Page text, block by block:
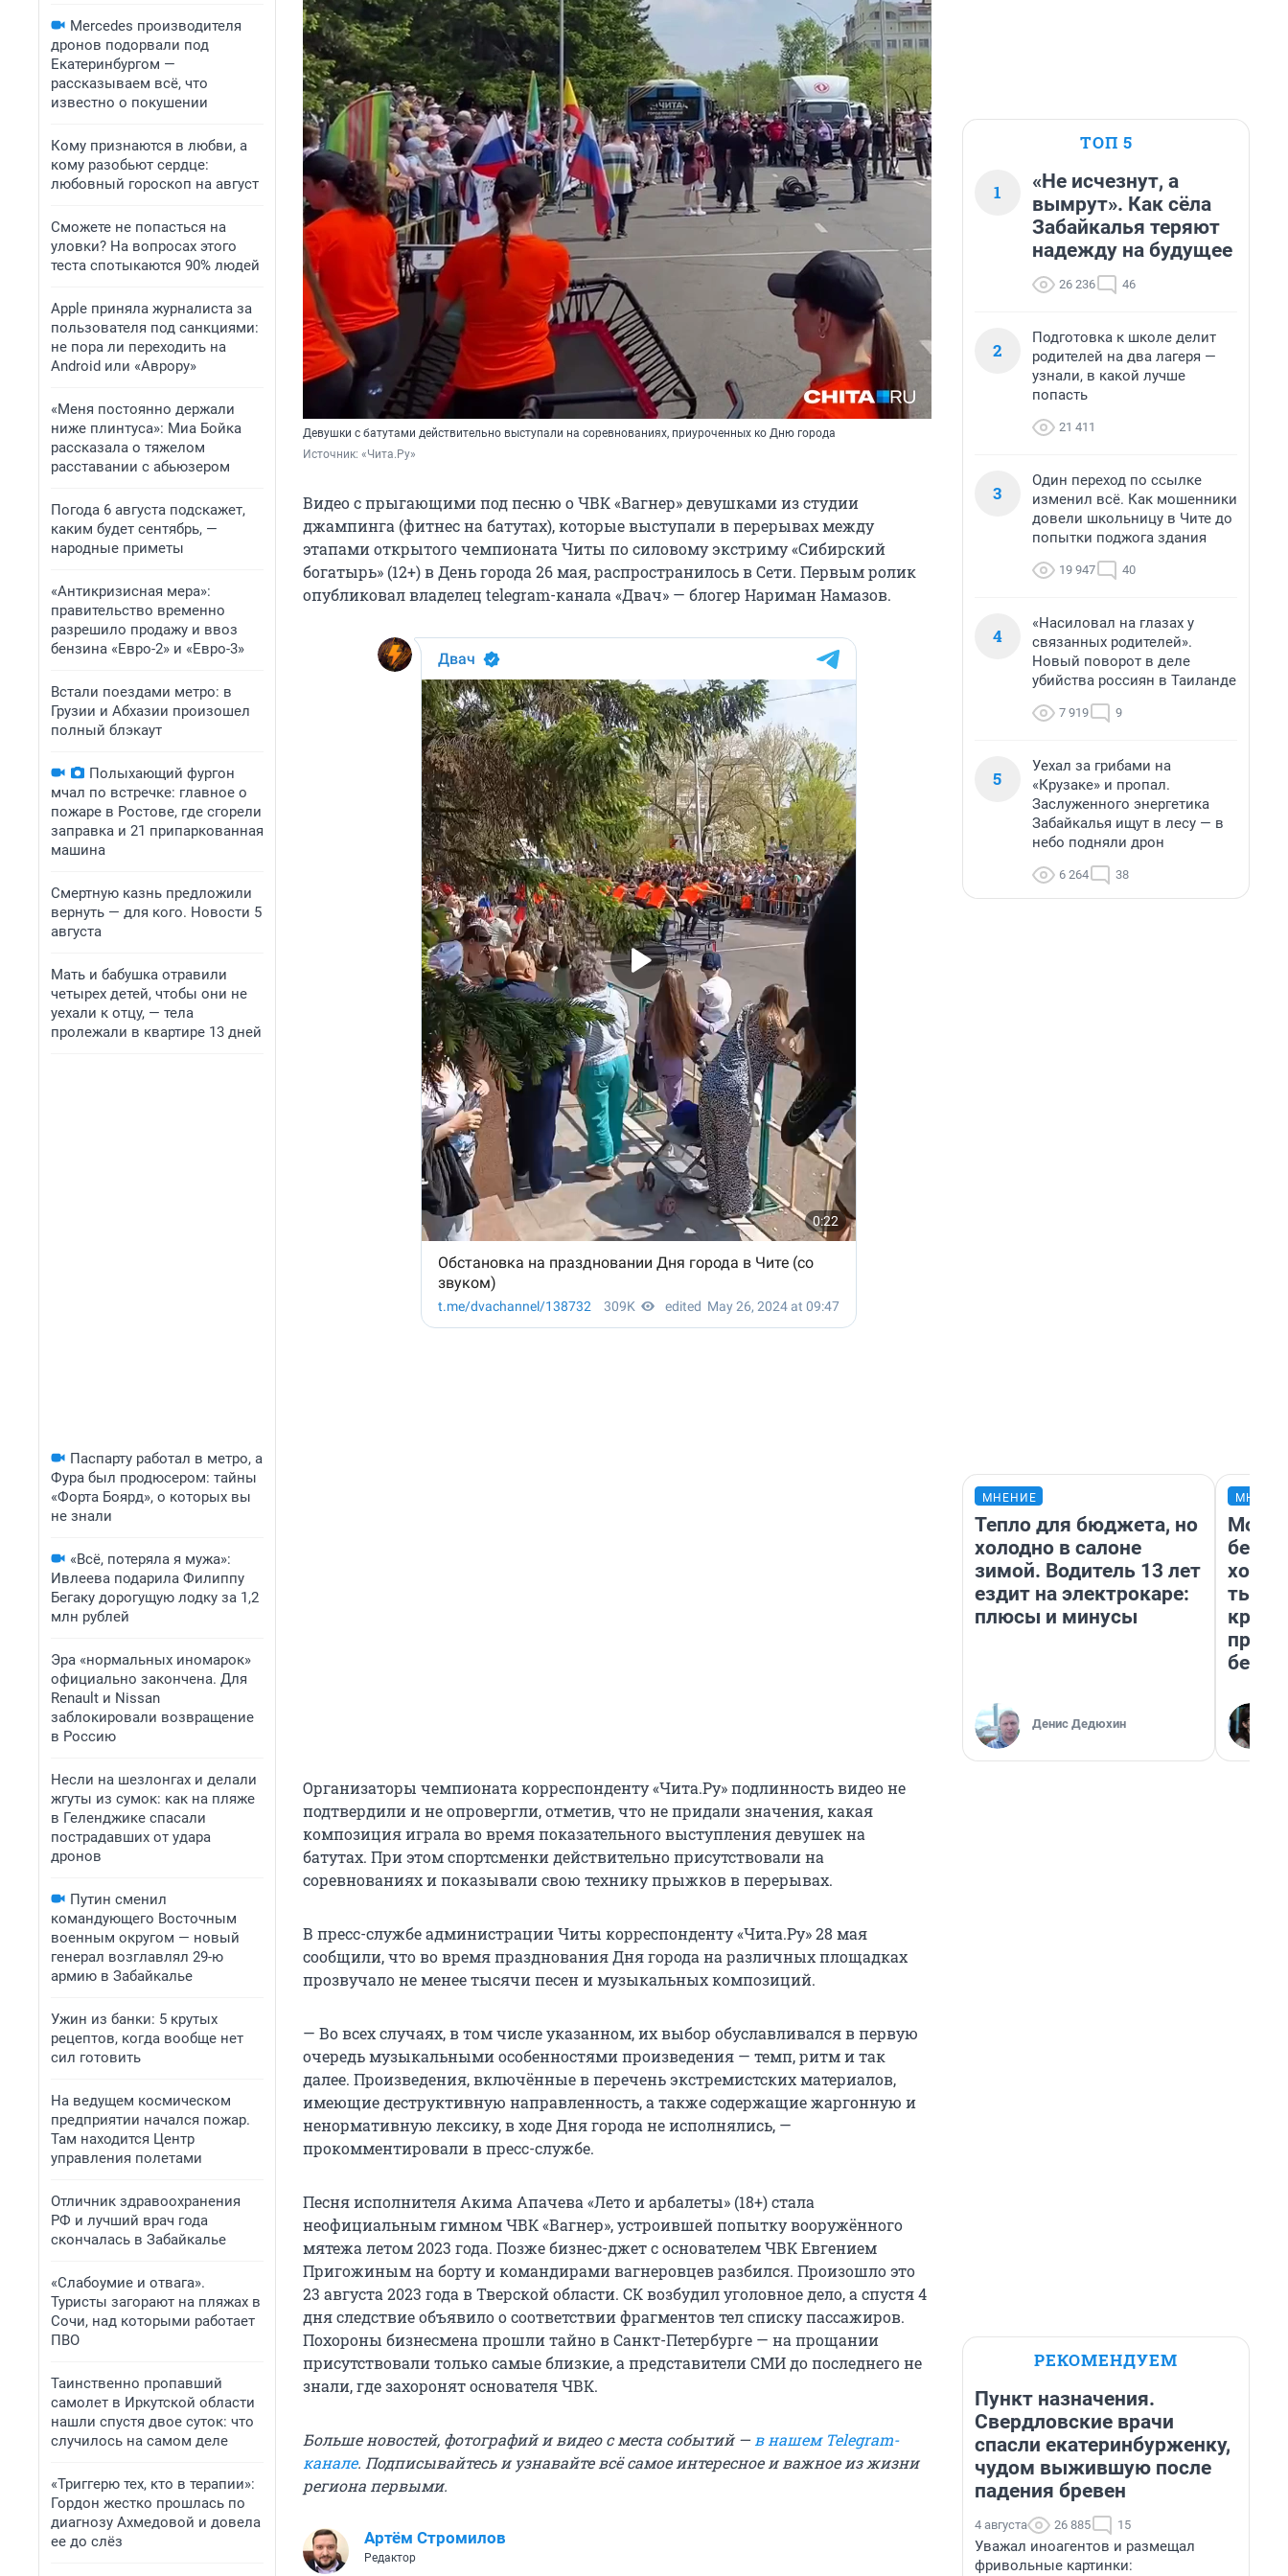
Mercedes производителя
дронов подорвали под
Екатеринбургом —
рассказываем всё, что
известно о покушении
Кому признаются в любви, а
кому разобьют сердце:
любовный гороскоп на август
Сможете не попасться на
уловки? На вопросах этого
теста спотыкаются 90% людей
Apple приняла журналиста за
пользователя под санкциями:
не пора ли переходить на
Android или «Аврору»
«Меня постоянно держали
ниже плинтуса»: Миа Бойка
рассказала о тяжелом
расставании с абьюзером
Погода 6 августа подскажет,
каким будет сентябрь, —
народные приметы
«Антикризисная мера»:
правительство временно
разрешило продажу и ввоз
бензина «Евро-2» и «Евро-3»
Встали поездами метро: в
Грузии и Абхазии произошел
полный блэкаут
Полыхающий фургон
мчал по встречке: главное о
пожаре в Ростове, где сгорели
заправка и 21 припаркованная
машина
Смертную казнь предложили
вернуть — для кого. Новости 5
августа
Мать и бабушка отравили
четырех детей, чтобы они не
уехали к отцу, — тела
пролежали в квартире 13 дней
Паспарту работал в метро, а
Фура был продюсером: тайны
«Форта Боярд», о которых вы
не знали
«Всё, потеряла я мужа»:
Ивлеева подарила Филиппу
Бегаку дорогущую лодку за 1,2
млн рублей
Эра «нормальных иномарок»
официально закончена. Для
Renault и Nissan
заблокировали возвращение
в Россию
Несли на шезлонгах и делали
жгуты из сумок: как на пляже
в Геленджике спасали
пострадавших от удара
дронов
Путин сменил
командующего Восточным
военным округом — новый
генерал возглавлял 29-ю
армию в Забайкалье
Ужин из банки: 5 крутых
рецептов, когда вообще нет
сил готовить
На ведущем космическом
предприятии начался пожар.
Там находится Центр
управления полетами
Отличник здравоохранения
РФ и лучший врач года
скончалась в Забайкалье
«Слабоумие и отвага».
Туристы загорают на пляжах в
Сочи, над которыми работает
ПВО
Таинственно пропавший
самолет в Иркутской области
нашли спустя двое суток: что
случилось на самом деле
«Триггерю тех, кто в терапии»:
Гордон жестко прошлась по
диагнозу Ахмедовой и довела
ее до слёз
Девушки с батутами действительно выступали на соревнованиях, приуроченных ко Дню города
Источник: «Чита.Ру»
Видео с прыгающими под песню о ЧВК «Вагнер» девушками из студии
джампинга (фитнес на батутах), которые выступали в перерывах между
этапами открытого чемпионата Читы по силовому экстриму «Сибирский
богатырь» (12+) в День города 26 мая, распространилось в Сети. Первым ролик
опубликовал владелец telegram-канала «Двач» — блогер Нариман Намазов.
Организаторы чемпионата корреспонденту «Чита.Ру» подлинность видео не
подтвердили и не опровергли, отметив, что не придали значения, какая
композиция играла во время показательного выступления девушек на
батутах. При этом спортсменки действительно присутствовали на
соревнованиях и показывали свою технику прыжков в перерывах.
В пресс-службе администрации Читы корреспонденту «Чита.Ру» 28 мая
сообщили, что во время празднования Дня города на различных площадках
прозвучало не менее тысячи песен и музыкальных композиций.
— Во всех случаях, в том числе указанном, их выбор обуславливался в первую
очередь музыкальными особенностями произведения — темп, ритм и так
далее. Произведения, включённые в перечень экстремистских материалов,
имеющие деструктивную направленность, а также содержащие жаргонную и
ненормативную лексику, в ходе Дня города не исполнялись, —
прокомментировали в пресс-службе.
Песня исполнителя Акима Апачева «Лето и арбалеты» (18+) стала
неофициальным гимном ЧВК «Вагнер», устроившей попытку вооружённого
мятежа летом 2023 года. Позже бизнес-джет с основателем ЧВК Евгением
Пригожиным на борту и командирами вагнеровцев разбился. Произошло это
23 августа 2023 года в Тверской области. СК возбудил уголовное дело, а спустя 4
дня следствие объявило о соответствии фрагментов тел списку пассажиров.
Похороны бизнесмена прошли тайно в Санкт-Петербурге — на прощании
присутствовали только самые близкие, а представители СМИ до последнего не
знали, где захоронят основателя ЧВК.
Больше новостей, фотографий и видео с места событий — в нашем Telegram-
канале. Подписывайтесь и узнавайте всё самое интересное и важное из жизни
региона первыми.
Артём Стромилов
Редактор
ТОП 5
1
«Не исчезнут, а
вымрут». Как сёла
Забайкалья теряют
надежду на будущее
26 236 46
2
Подготовка к школе делит
родителей на два лагеря —
узнали, в какой лучше
попасть
21 411
3
Один переход по ссылке
изменил всё. Как мошенники
довели школьницу в Чите до
попытки поджога здания
19 947 40
4
«Насиловал на глазах у
связанных родителей».
Новый поворот в деле
убийства россиян в Таиланде
7 919 9
5
Уехал за грибами на
«Крузаке» и пропал.
Заслуженного энергетика
Забайкалья ищут в лесу — в
небо подняли дрон
6 264 38
МНЕНИЕ
Тепло для бюджета, но
холодно в салоне
зимой. Водитель 13 лет
ездит на электрокаре:
плюсы и минусы
Денис Дедюхин
Мой
РЕКОМЕНДУЕМ
Пункт назначения.
Свердловские врачи
спасли екатеринбурженку,
чудом выжившую после
падения бревен
4 августа 26 885 15
Уважал иноагентов и размещал
фривольные картинки: